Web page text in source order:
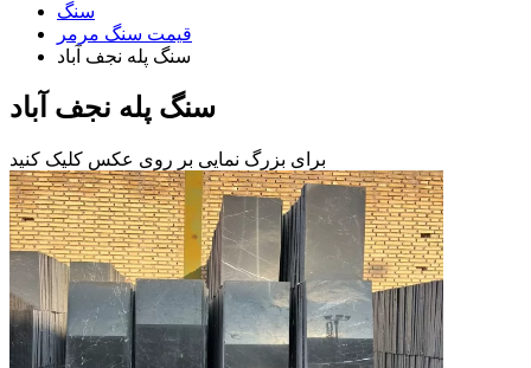
سنگ
قیمت سنگ مرمر
سنگ پله نجف آباد
سنگ پله نجف آباد
برای بزرگ نمایی بر روی عکس کلیک کنید